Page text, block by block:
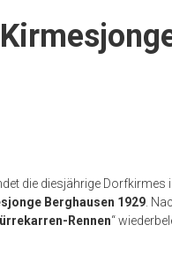
die diesjährige Dorfkirmes
Berghausen 1929 .
Rennen“